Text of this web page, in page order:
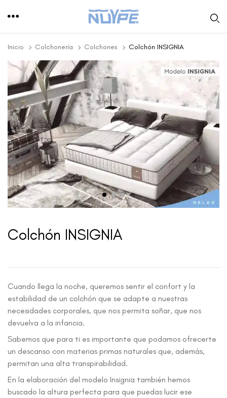
Inicio Colchonería Colchones Colchón INSIGNIA
Colchón INSIGNIA
Cuando llega la noche, queremos sentir el confort y la
estabilidad de un colchón que se adapte a nuestras
necesidades corporales, que nos permita soñar, que nos
devuelva a la infancia.
Sabemos que para ti es importante que podamos ofrecerte
un descanso con materias primas naturales que, además,
permitan una alta transpirabilidad.
En la elaboración del modelo Insignia también hemos
buscado la altura perfecta para que puedas lucir ese